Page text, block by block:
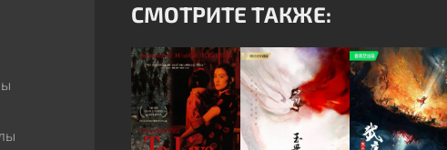
СМОТРИТЕ ТАКЖЕ: